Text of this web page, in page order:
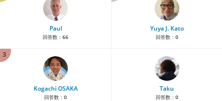
Paul
回答数： 66
Yuya J. Kato
回答数： 0
3
Kogachi OSAKA
回答数： 0
Taku
回答数： 0